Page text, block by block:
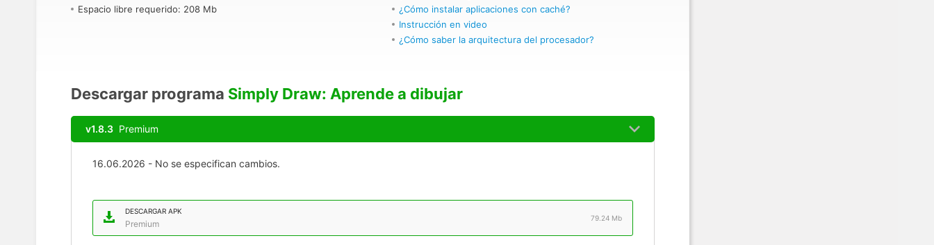
Espacio libre requerido: 208 Mb
¿Cómo instalar aplicaciones con caché?
Instrucción en video
¿Cómo saber la arquitectura del procesador?
Descargar programa Simply Draw: Aprende a dibujar
v1.8.3 Premium
16.06.2026 - No se especifican cambios.
DESCARGAR APK
Premium
79.24 Mb